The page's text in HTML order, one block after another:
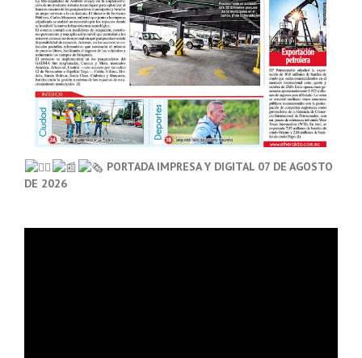
PORTADA IMPRESA Y DIGITAL 07 DE AGOSTO
DE 2026